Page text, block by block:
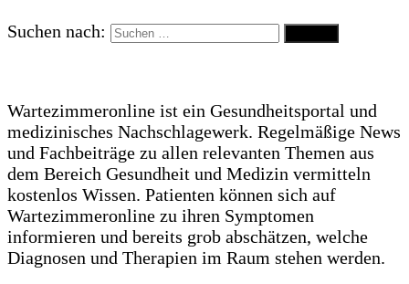
Suchen nach:
Wartezimmeronline ist ein Gesundheitsportal und
medizinisches Nachschlagewerk. Regelmäßige News
und Fachbeiträge zu allen relevanten Themen aus
dem Bereich Gesundheit und Medizin vermitteln
kostenlos Wissen. Patienten können sich auf
Wartezimmeronline zu ihren Symptomen
informieren und bereits grob abschätzen, welche
Diagnosen und Therapien im Raum stehen werden.